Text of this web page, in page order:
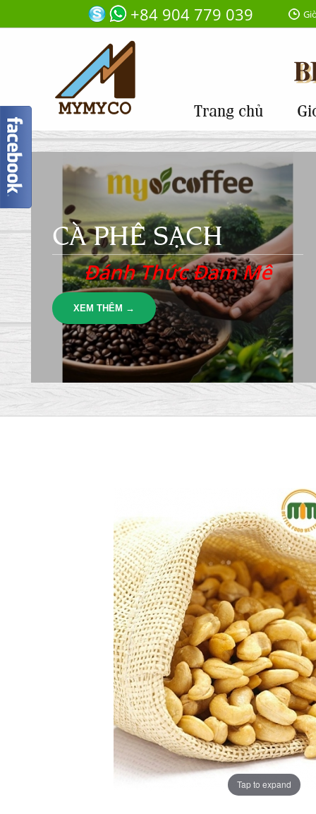
+84 904 779 039
Trang chủ
CÀ PHÊ SẠCH
Đánh Thức Đam Mê
XEM THÊM →
Tap to expand